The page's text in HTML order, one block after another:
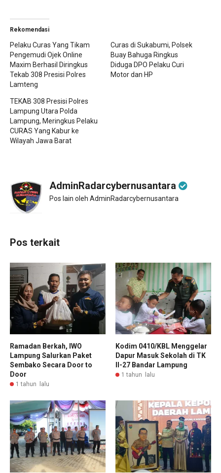
Rekomendasi
Pelaku Curas Yang Tikam
Pengemudi Ojek Online
Maxim Berhasil Diringkus
Tekab 308 Presisi Polres
Lamteng
Curas di Sukabumi, Polsek
Buay Bahuga Ringkus
Diduga DPO Pelaku Curi
Motor dan HP
TEKAB 308 Presisi Polres
Lampung Utara Polda
Lampung, Meringkus Pelaku
CURAS Yang Kabur ke
Wilayah Jawa Barat
AdminRadarcybernusantara
Pos lain oleh AdminRadarcybernusantara
Pos terkait
Ramadan Berkah, IWO
Lampung Salurkan Paket
Sembako Secara Door to
Door
1 tahun lalu
Kodim 0410/KBL Menggelar
Dapur Masuk Sekolah di TK
II-27 Bandar Lampung
1 tahun lalu